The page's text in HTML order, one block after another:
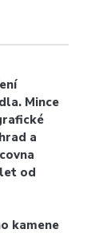
Mince
a
od